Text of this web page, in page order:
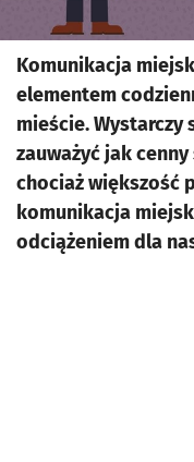
Komunikacja
elementem
mieście.
zauważyć jak
chociaż większość
komunikacja
odciążeniem dla